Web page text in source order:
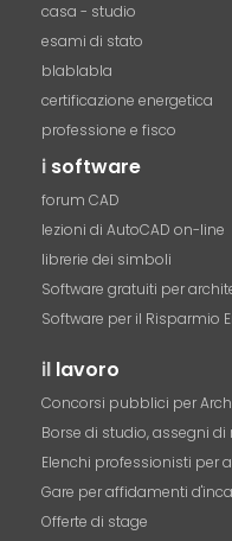
casa - studio
esami di stato
blablabla
certificazione energetica
professione e fisco
i software
forum CAD
lezioni di AutoCAD on-line
librerie dei simboli
Software gratuiti per
Software per il Risparmio
il lavoro
Concorsi pubblici per
Borse di studio, assegni di
Elenchi professionisti per
Gare per affidamenti
Offerte di stage